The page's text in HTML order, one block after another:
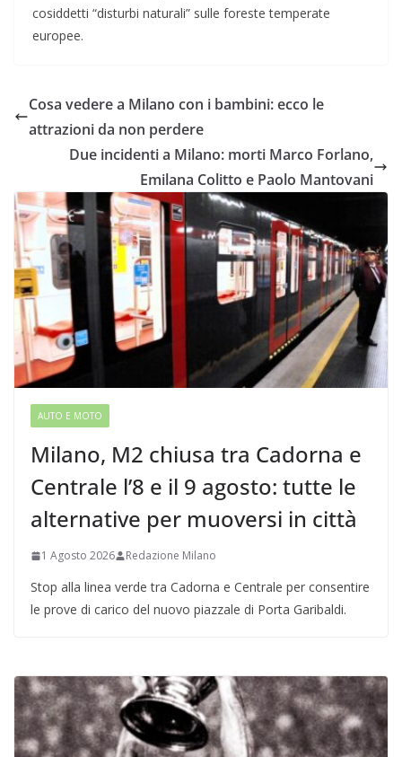
cosiddetti “disturbi naturali” sulle foreste temperate
europee.
Cosa vedere a Milano con i bambini: ecco le
attrazioni da non perdere
Due incidenti a Milano: morti Marco Forlano,
Emilana Colitto e Paolo Mantovani
AUTO E MOTO
Milano, M2 chiusa tra Cadorna e
Centrale l’8 e il 9 agosto: tutte le
alternative per muoversi in città
1 Agosto 2026 Redazione Milano
Stop alla linea verde tra Cadorna e Centrale per consentire
le prove di carico del nuovo piazzale di Porta Garibaldi.